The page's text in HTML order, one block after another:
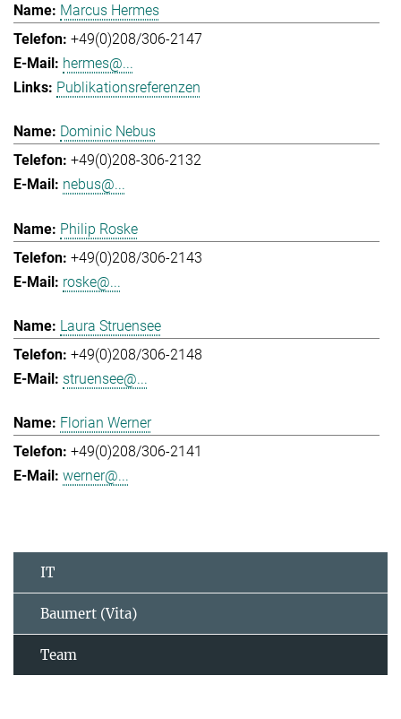
Marcus Hermes
+49(0)208/306-2147
hermes@...
Publikationsreferenzen
Dominic Nebus
+49(0)208-306-2132
nebus@...
Philip Roske
+49(0)208/306-2143
roske@...
Laura Struensee
+49(0)208/306-2148
struensee@...
Florian Werner
+49(0)208/306-2141
werner@...
IT
Baumert (Vita)
Team